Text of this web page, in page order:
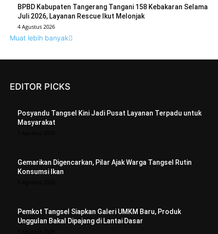
BPBD Kabupaten Tangerang Tangani 158 Kebakaran Selama
Juli 2026, Layanan Rescue Ikut Melonjak
4 Agustus 2026
Muat lebih banyak
EDITOR PICKS
Posyandu Tangsel Kini Jadi Pusat Layanan Terpadu untuk
Masyarakat
Gemarikan Digencarkan, Pilar Ajak Warga Tangsel Rutin
Konsumsi Ikan
Pemkot Tangsel Siapkan Galeri UMKM Baru, Produk
Unggulan Bakal Dipajang di Lantai Dasar